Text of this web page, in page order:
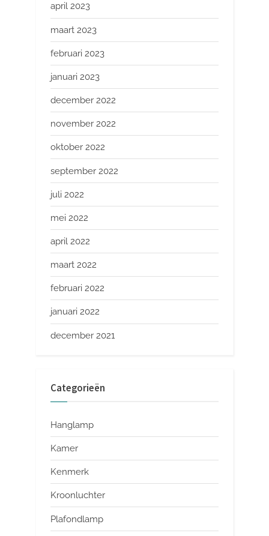
april 2023
maart 2023
februari 2023
januari 2023
december 2022
november 2022
oktober 2022
september 2022
juli 2022
mei 2022
april 2022
maart 2022
februari 2022
januari 2022
december 2021
Categorieën
Hanglamp
Kamer
Kenmerk
Kroonluchter
Plafondlamp